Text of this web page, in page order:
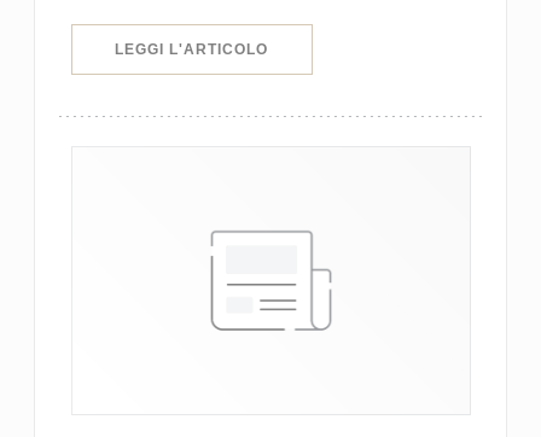
LEGGI L'ARTICOLO